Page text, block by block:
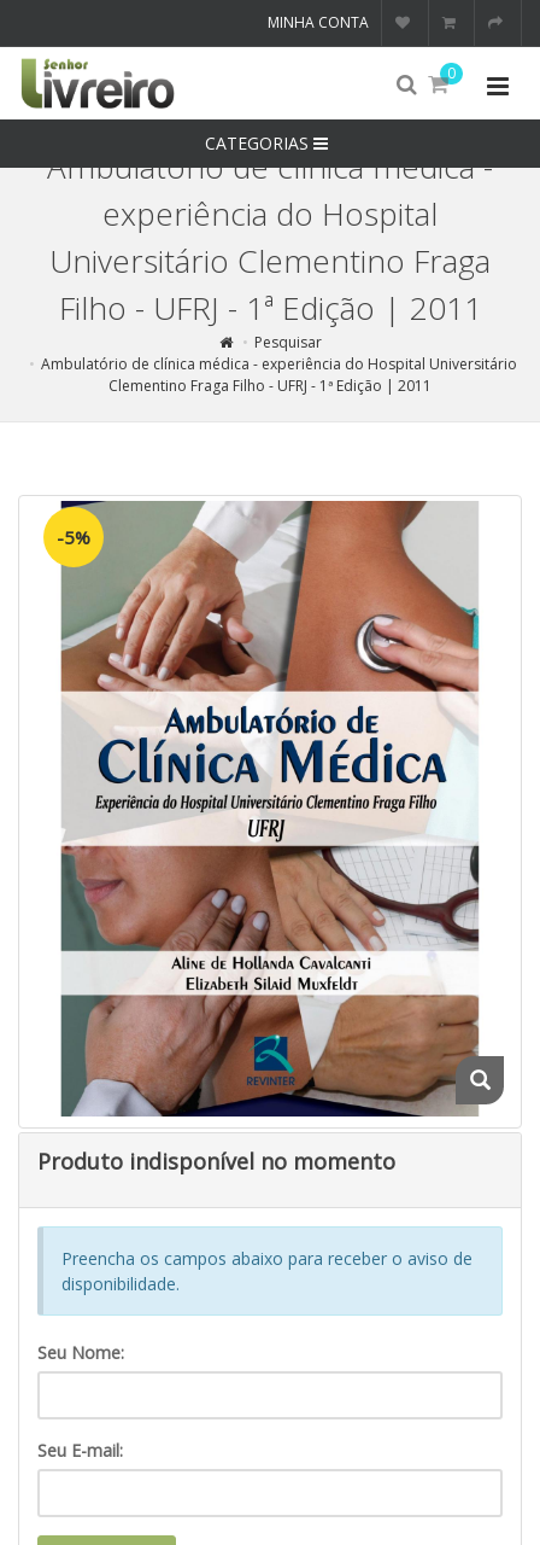
MINHA CONTA
0
CATEGORIAS
Ambulatório de clínica médica -
experiência do Hospital
Universitário Clementino Fraga
Filho - UFRJ - 1ª Edição | 2011
Pesquisar
Ambulatório de clínica médica - experiência do Hospital Universitário
Clementino Fraga Filho - UFRJ - 1ª Edição | 2011
-5%
Produto indisponível no momento
Preencha os campos abaixo para receber o aviso de
disponibilidade.
Seu Nome:
Seu E-mail: